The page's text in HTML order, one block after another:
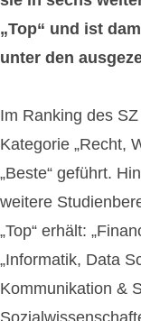
„Top“ und ist
unter den
Im Ranking des
Kategorie „Recht,
„Beste“ geführt.
weitere
„Top“ erhält:
„Informatik, Data
Kommunikation &